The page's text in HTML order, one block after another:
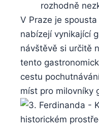
rozhodně
V ​Praze je
nabízejí vynikající
návštěvě si určitě
tento
cestu
⁢míst ⁤pro milovníky